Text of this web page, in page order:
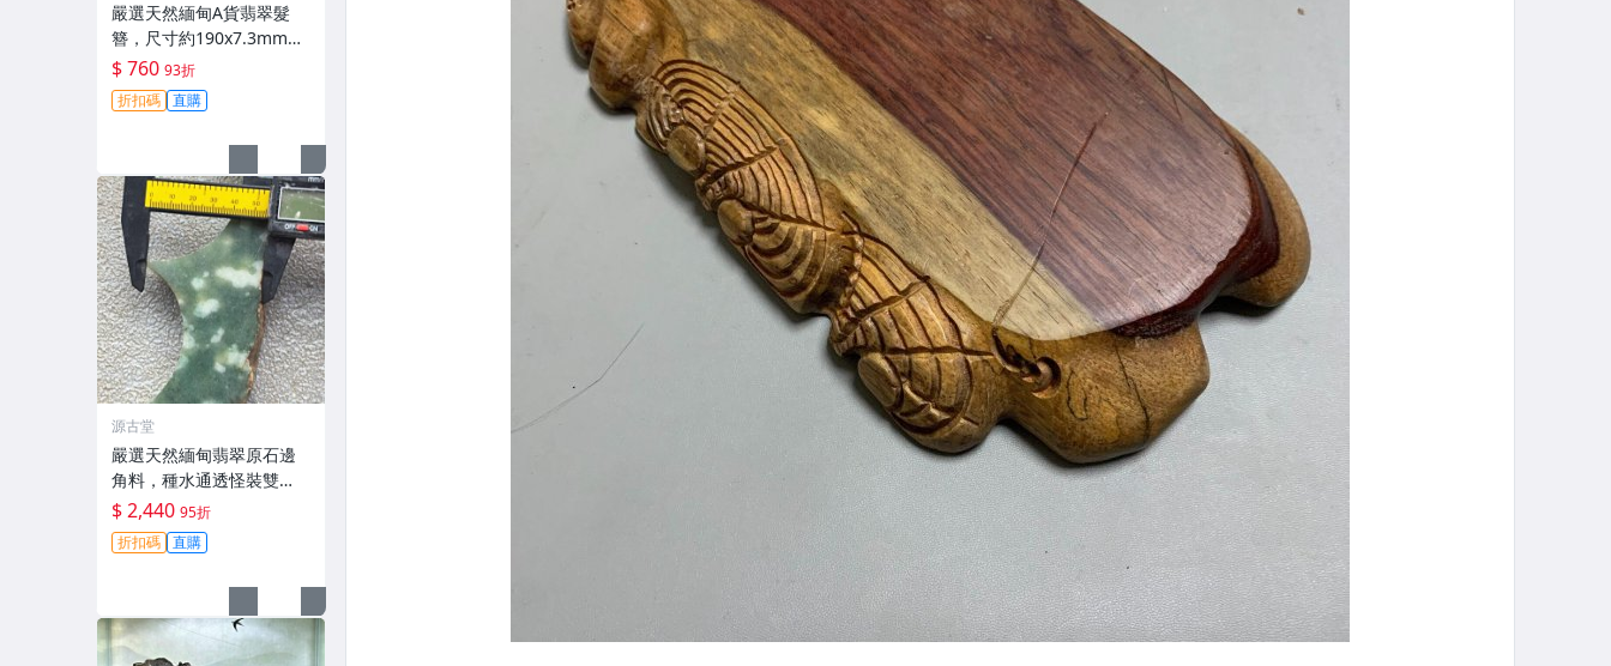
嚴選天然緬甸A貨翡翠髮
簪，尺寸約190x7.3mm，
簡單大方適合收藏。翡
翠、髮簪、收藏
$ 760 93折
折扣碼 直購
源古堂
嚴選天然緬甸翡翠原石邊
角料，種水通透怪裝雙
彩，實拍呈現無修圖，重4
83克。品相如圖，完美主
義慎拍。 天然翡翠、怪裝
$ 2,440 95折
折扣碼 直購